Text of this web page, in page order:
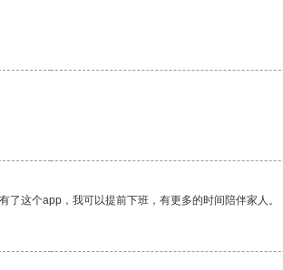
这个app，我可以提前下班，有更多的时间陪伴家人。